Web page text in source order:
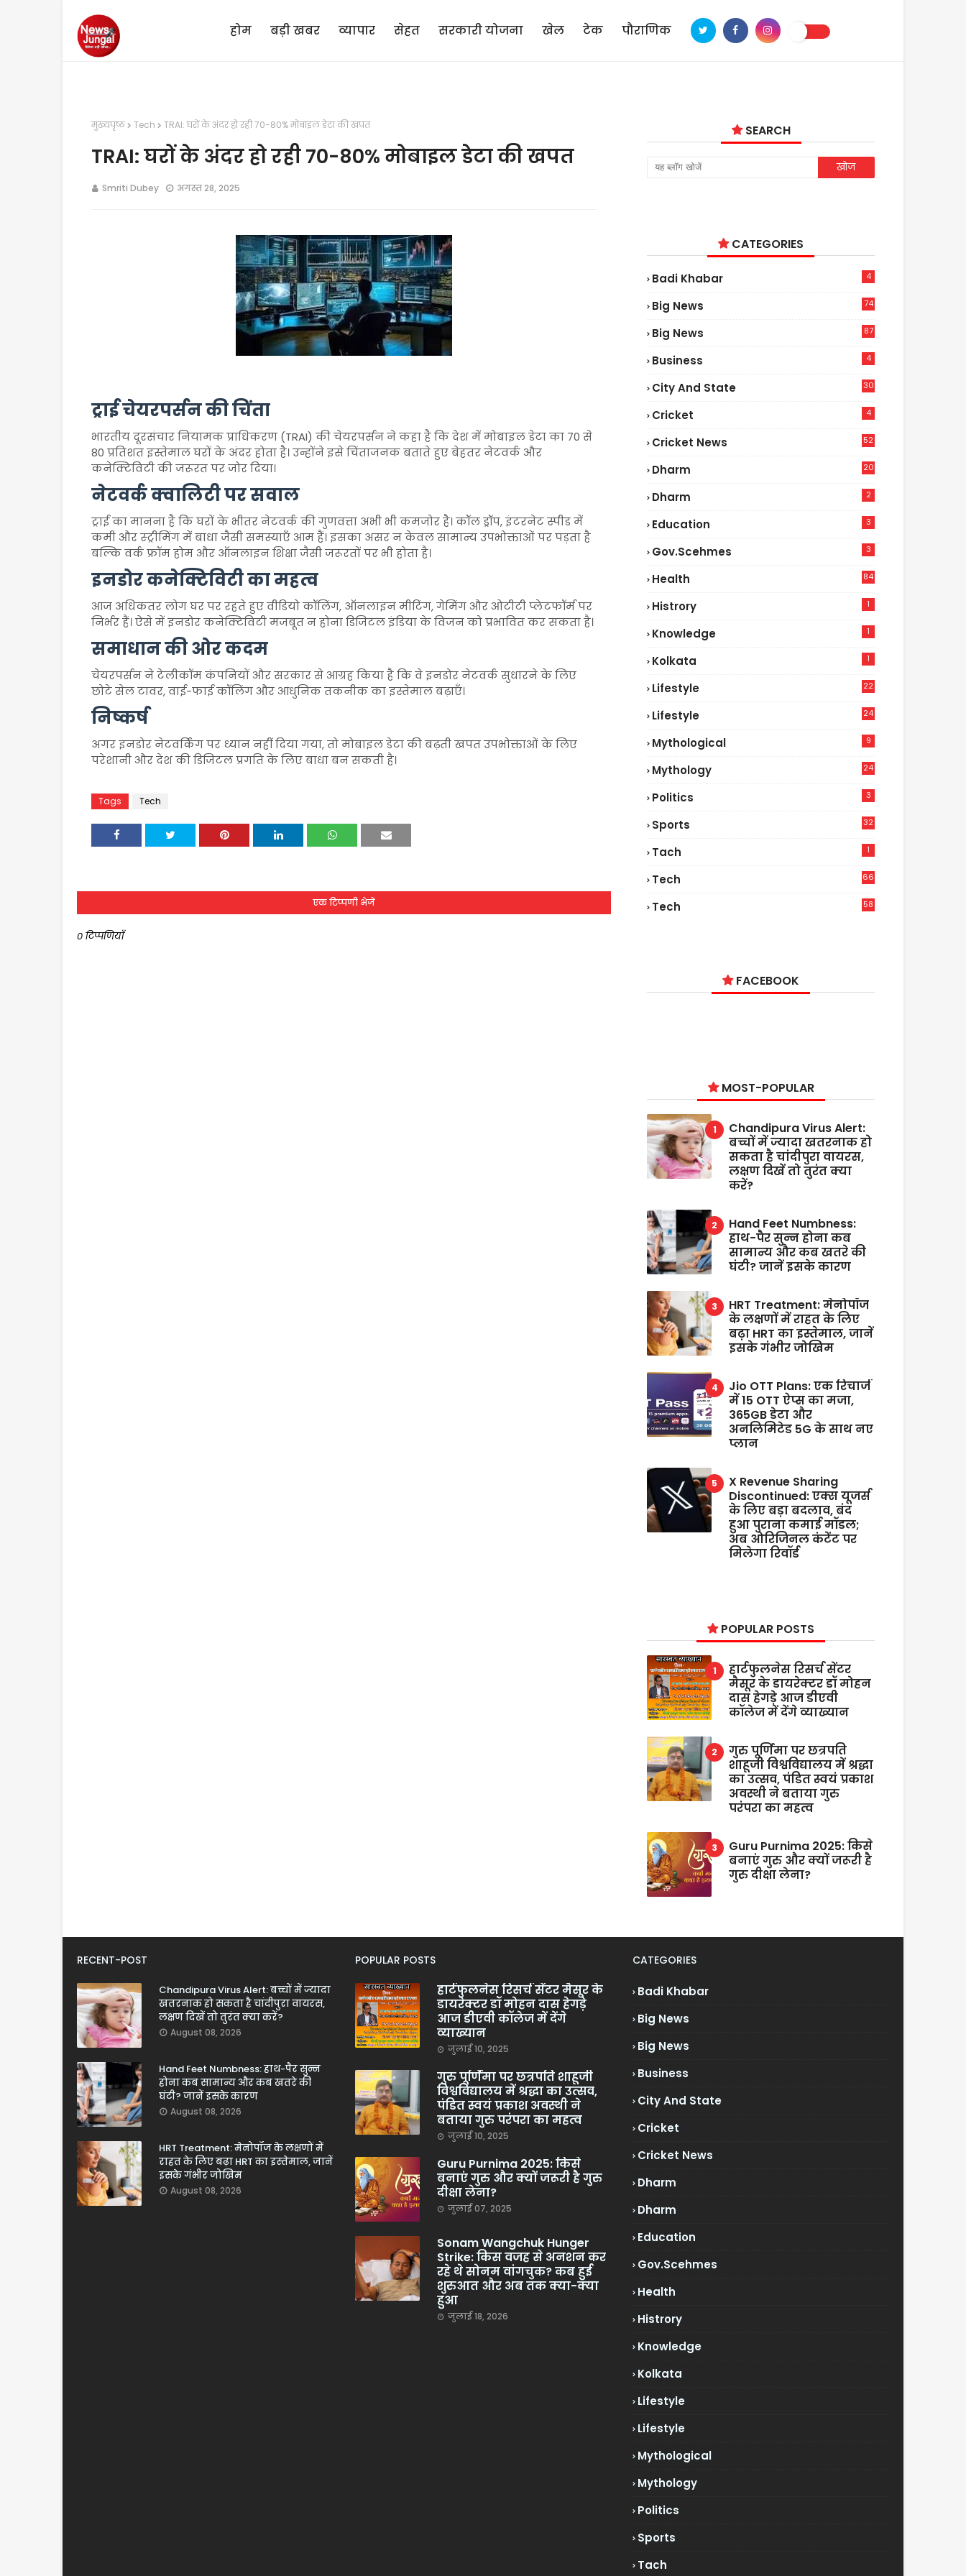
होम बड़ी खबर व्यापार सेहत सरकारी योजना खेल टेक पौराणिक
मुख्यपृष्ठ Tech TRAI: घरों के अंदर हो रही 70-80% मोबाइल डेटा की खपत
TRAI: घरों के अंदर हो रही 70-80% मोबाइल डेटा की खपत
Smriti Dubey अगस्त 28, 2025
ट्राई चेयरपर्सन की चिंता
भारतीय दूरसंचार नियामक प्राधिकरण (TRAI) की चेयरपर्सन ने कहा है कि देश में मोबाइल डेटा का 70 से
80 प्रतिशत इस्तेमाल घरों के अंदर होता है। उन्होंने इसे चिंताजनक बताते हुए बेहतर नेटवर्क और
कनेक्टिविटी की जरूरत पर जोर दिया।
नेटवर्क क्वालिटी पर सवाल
ट्राई का मानना है कि घरों के भीतर नेटवर्क की गुणवत्ता अभी भी कमजोर है। कॉल ड्रॉप, इंटरनेट स्पीड में
कमी और स्ट्रीमिंग में बाधा जैसी समस्याएँ आम हैं। इसका असर न केवल सामान्य उपभोक्ताओं पर पड़ता है
बल्कि वर्क फ्रॉम होम और ऑनलाइन शिक्षा जैसी जरूरतों पर भी होता है।
इनडोर कनेक्टिविटी का महत्व
आज अधिकतर लोग घर पर रहते हुए वीडियो कॉलिंग, ऑनलाइन मीटिंग, गेमिंग और ओटीटी प्लेटफॉर्म पर
निर्भर हैं। ऐसे में इनडोर कनेक्टिविटी मजबूत न होना डिजिटल इंडिया के विजन को प्रभावित कर सकता है।
समाधान की ओर कदम
चेयरपर्सन ने टेलीकॉम कंपनियों और सरकार से आग्रह किया है कि वे इनडोर नेटवर्क सुधारने के लिए
छोटे सेल टावर, वाई-फाई कॉलिंग और आधुनिक तकनीक का इस्तेमाल बढ़ाएँ।
निष्कर्ष
अगर इनडोर नेटवर्किंग पर ध्यान नहीं दिया गया, तो मोबाइल डेटा की बढ़ती खपत उपभोक्ताओं के लिए
परेशानी और देश की डिजिटल प्रगति के लिए बाधा बन सकती है।
Tags Tech
एक टिप्पणी भेजें
0 टिप्पणियाँ
SEARCH
CATEGORIES
Badi Khabar 4
Big News
74
Big News
87
Business 4
City And State 30
Cricket 4
Cricket News
52
Dharm 20
Dharm 2
Education 3
Gov.scehmes 3
Health
84
Histrory 1
Knowledge 1
Kolkata 1
Lifestyle
22
Lifestyle
24
Mythological 9
Mythology 24
Politics 3
Sports 32
Tach 1
Tech
66
Tech
58
FACEBOOK
MOST-POPULAR
Chandipura Virus Alert:
बच्चों में ज्यादा खतरनाक हो
सकता है चांदीपुरा वायरस,
लक्षण दिखें तो तुरंत क्या
करें?
Hand Feet Numbness:
हाथ-पैर सुन्न होना कब
सामान्य और कब खतरे की
घंटी? जानें इसके कारण
HRT Treatment: मेनोपॉज
के लक्षणों में राहत के लिए
बढ़ा HRT का इस्तेमाल, जानें
इसके गंभीर जोखिम
Jio OTT Plans: एक रिचार्ज
में 15 OTT ऐप्स का मजा,
365GB डेटा और
अनलिमिटेड 5G के साथ नए
प्लान
X Revenue Sharing
Discontinued: एक्स यूजर्स
के लिए बड़ा बदलाव, बंद
हुआ पुराना कमाई मॉडल;
अब ओरिजिनल कंटेंट पर
मिलेगा रिवॉर्ड
POPULAR POSTS
हार्टफुलनेस रिसर्च सेंटर
मैसूर के डायरेक्टर डॉ मोहन
दास हेगड़े आज डीएवी
कॉलेज में देंगे व्याख्यान
गुरु पूर्णिमा पर छत्रपति
शाहूजी विश्वविद्यालय में श्रद्धा
का उत्सव, पंडित स्वयं प्रकाश
अवस्थी ने बताया गुरु
परंपरा का महत्व
Guru Purnima 2025: किसे
बनाएं गुरु और क्यों जरूरी है
गुरु दीक्षा लेना?
RECENT-POST
Chandipura Virus Alert: बच्चों में ज्यादा
खतरनाक हो सकता है चांदीपुरा वायरस,
लक्षण दिखें तो तुरंत क्या करें?
August 08, 2026
Hand Feet Numbness: हाथ-पैर सुन्न
होना कब सामान्य और कब खतरे की
घंटी? जानें इसके कारण
August 08, 2026
HRT Treatment: मेनोपॉज के लक्षणों में
राहत के लिए बढ़ा HRT का इस्तेमाल, जानें
इसके गंभीर जोखिम
August 08, 2026
POPULAR POSTS
हार्टफुलनेस रिसर्च सेंटर मैसूर के
डायरेक्टर डॉ मोहन दास हेगड़े
आज डीएवी कॉलेज में देंगे
व्याख्यान
जुलाई 10, 2025
गुरु पूर्णिमा पर छत्रपति शाहूजी
विश्वविद्यालय में श्रद्धा का उत्सव,
पंडित स्वयं प्रकाश अवस्थी ने
बताया गुरु परंपरा का महत्व
जुलाई 10, 2025
Guru Purnima 2025: किसे
बनाएं गुरु और क्यों जरूरी है गुरु
दीक्षा लेना?
जुलाई 07, 2025
Sonam Wangchuk Hunger
Strike: किस वजह से अनशन कर
रहे थे सोनम वांगचुक? कब हुई
शुरुआत और अब तक क्या-क्या
हुआ
जुलाई 18, 2026
CATEGORIES
Badi Khabar
Big News
Big News
Business
City And State
Cricket
Cricket News
Dharm
Dharm
Education
Gov.scehmes
Health
Histrory
Knowledge
Kolkata
Lifestyle
Lifestyle
Mythological
Mythology
Politics
Sports
Tach